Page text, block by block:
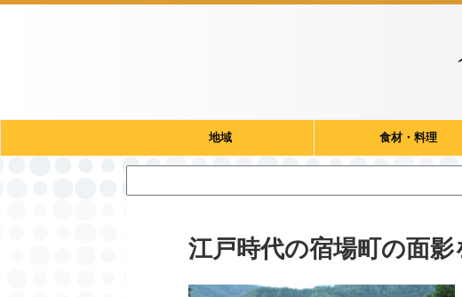
地域 食材・料理
江戸時代の宿場町の面